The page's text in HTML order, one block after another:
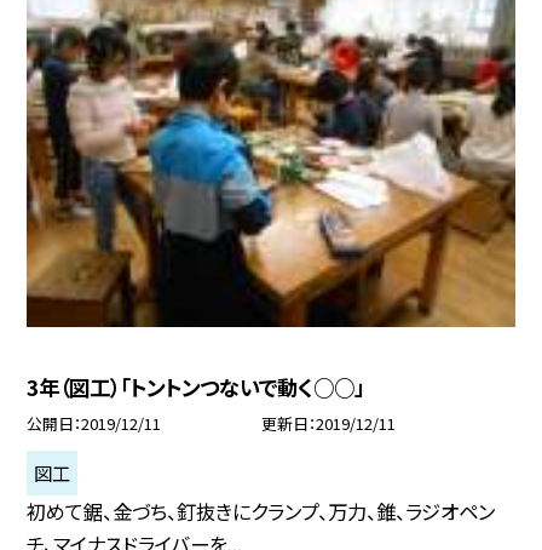
3年（図工）「トントンつないで動く○○」
公開日 2019/12/11 更新日 2019/12/11
図工
初めて鋸、金づち、釘抜きにクランプ、万力、錐、ラジオペン
チ、マイナスドライバーを...